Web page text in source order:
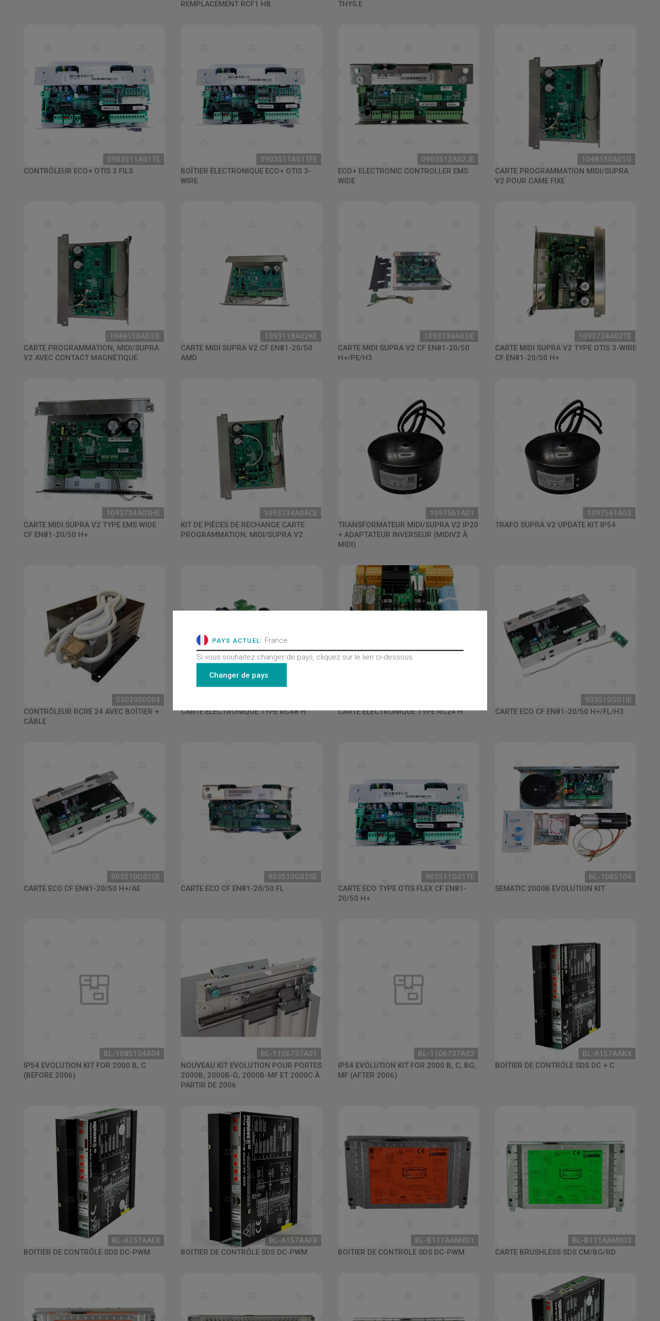
REMPLACEMENT RCF1 HB
THYS.E
0903511A01TE
CONTRÔLEUR ECO+ OTIS 3 FILS
0903511A01TFE
BOÎTIER ÉLECTRONIQUE ECO+ OTIS 3-
WIRE
0903512A02JE
ECO+ ELECTRONIC CONTROLLER EMS
WIDE
1048150A01G
CARTE PROGRAMMATION MIDI/SUPRA
V2 POUR CAME FIXE
1048150A01IE
CARTE PROGRAMMATION, MIDI/SUPRA
V2 AVEC CONTACT MAGNÉTIQUE
1093118A02KE
CARTE MIDI SUPRA V2 CF EN81-20/50
AMD
1093734A01IE
CARTE MIDI SUPRA V2 CF EN81-20/50
H+/PE/H3
1093734A02TE
CARTE MIDI SUPRA V2 TYPE OTIS 3-WIRE
CF EN81-20/50 H+
1093734A03HE
CARTE MIDI SUPRA V2 TYPE EMS WIDE
CF EN81-20/50 H+
1093734A04CE
KIT DE PIÈCES DE RECHANGE CARTE
PROGRAMMATION, MIDI/SUPRA V2
1097561A01
TRANSFORMATEUR MIDI/SUPRA V2 IP20
+ ADAPTATEUR INVERSEUR (MIDIV2 À
MIDI)
1097561A02
TRAFO SUPRA V2 UPDATE KIT IP54
5302000004
CONTRÔLEUR RCRE 24 AVEC BOÎTIER +
CÂBLE
CARTE ELECTRONIQUE TYPE RC48 H
CARTE ELECTRONIQUE TYPE RC24 H
903510G01IE
CARTE ECO CF EN81-20/50 H+/FL/H3
903510G01SE
CARTE ECO CF EN81-20/50 H+/AE
903510G02SE
CARTE ECO CF EN81-20/50 FL
903511G01TE
CARTE ECO TYPE OTIS FLEX CF EN81-
20/50 H+
BL-1085104
SEMATIC 2000B EVOLUTION KIT
BL-1085104A04
IP54 EVOLUTION KIT FOR 2000 B, C
(BEFORE 2006)
BL-1106737A01
NOUVEAU KIT EVOLUTION POUR PORTES
2000B, 2000B-G, 2000B-MF ET 2000C À
PARTIR DE 2006
BL-1106737A02
IP54 EVOLUTION KIT FOR 2000 B, C, BG,
MF (AFTER 2006)
BL-A157AABX
BOITIER DE CONTRÔLE SDS DC + C
BL-A157AAEX
BOITIER DE CONTRÔLE SDS DC-PWM
BL-A157AAFX
BOITIER DE CONTRÔLE SDS DC-PWM
BL-B111AAMX01
BOITIER DE CONTROLE SDS DC-PWM
BL-B111AAMX03
CARTE BRUSHLESS SDS CM/BG/RD
PAYS ACTUEL: France
Si vous souhaitez changer de pays, cliquez sur le lien ci-dessous.
Changer de pays